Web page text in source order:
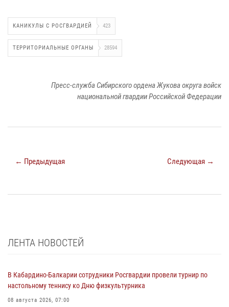
КАНИКУЛЫ С РОСГВАРДИЕЙ 423
ТЕРРИТОРИАЛЬНЫЕ ОРГАНЫ 28594
Пресс-служба Сибирского ордена Жукова округа войск
национальной гвардии Российской Федерации
← Предыдущая Следующая →
ЛЕНТА НОВОСТЕЙ
В Кабардино-Балкарии сотрудники Росгвардии провели турнир по
настольному теннису ко Дню физкультурника
08 августа 2026, 07:00